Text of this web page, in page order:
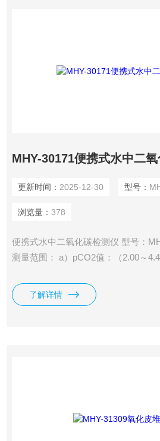
MHY-30171便携式水中二
更新时间： 2025-12-30 型号：
浏览量： 378
便携式水中二氧化碳检测仪 型号：
测量范围： a）pCO2值：（2.00～
mV。
了解详情